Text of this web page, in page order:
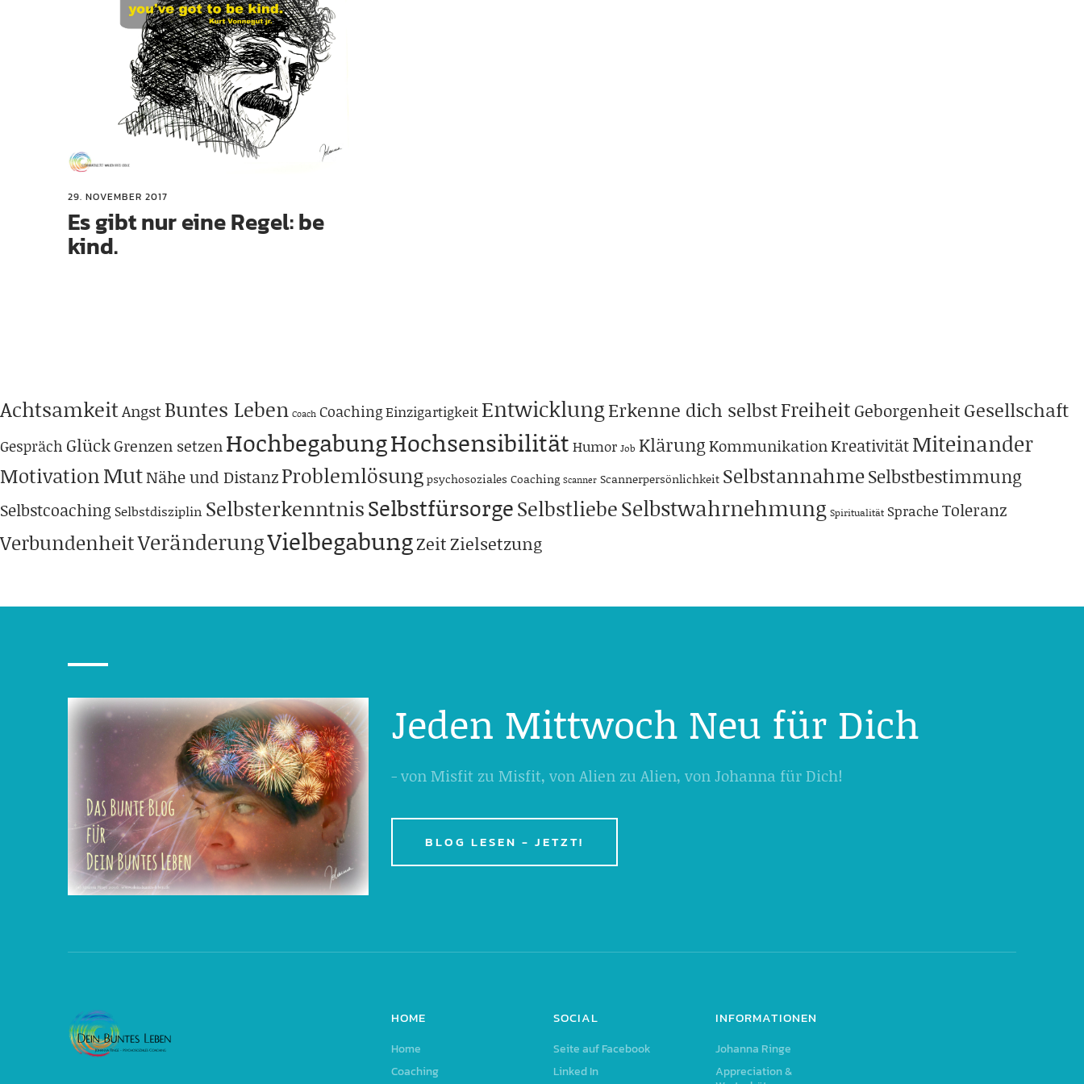
29. NOVEMBER 2017
Es gibt nur eine Regel: be
kind.
AchtsamkeitAngstBuntes Leben Coach CoachingEinzigartigkeit EntwicklungErkenne dich selbstFreiheit Geborgenheit Gesellschaft
Gespräch GlückGrenzen setzenHochbegabungHochsensibilität Humor Job KlärungKommunikationKreativitätMiteinander
MotivationMutNähe und DistanzProblemlösungpsychosoziales Coaching Scanner Scannerpersönlichkeit SelbstannahmeSelbstbestimmung
Selbstcoaching Selbstdisziplin SelbsterkenntnisSelbstfürsorgeSelbstliebeSelbstwahrnehmung Spiritualität Sprache Toleranz
VerbundenheitVeränderungVielbegabungZeitZielsetzung
Jeden Mittwoch Neu für Dich
- von Misfit zu Misfit, von Alien zu Alien, von Johanna für Dich!
BLOG LESEN - JETZT!
HOME
Home
Coaching
SOCIAL
Seite auf Facebook
Linked In
INFORMATIONEN
Johanna Ringe
Appreciation &